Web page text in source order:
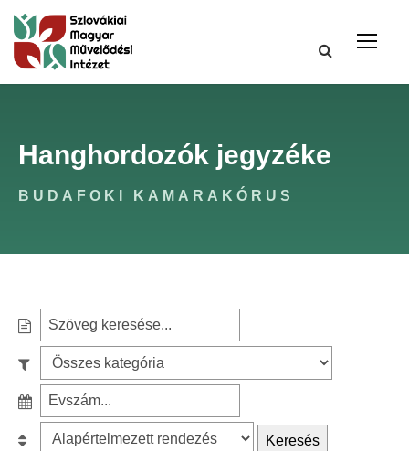
Hanghordozók jegyzéke
BUDAFOKI KAMARAKÓRUS
e
c
z
z
Keresés